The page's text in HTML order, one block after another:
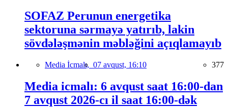
SOFAZ Perunun energetika
sektoruna sərmayə yatırıb, lakin
sövdələşmənin məbləğini açıqlamayıb
Media İcmalı, 07 avqust, 16:10 377
Media icmalı: 6 avqust saat 16:00-dan
7 avqust 2026-cı il saat 16:00-dək